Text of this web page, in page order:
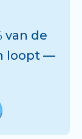
van de
loopt —